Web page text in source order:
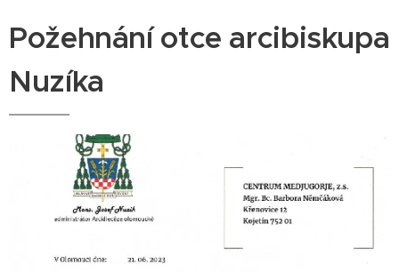
Požehnání otce arcibiskupa
Nuzíka